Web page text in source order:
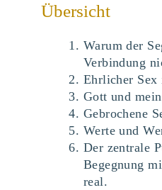
Übersicht
Warum der
Verbindung
Ehrlicher Sex
Gott und
Gebrochene
Werte und
Der zentrale
Begegnung
real.